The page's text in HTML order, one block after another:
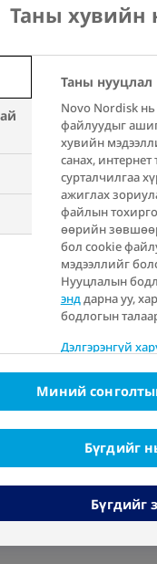
Дэлхий дээр
насныхан
Үүнээс
хэвшинж 2
шинж
хандлагтай
Хэрэв танд
байвал аль
Чихрийн
зөвлөнө.
сийвэнгийн
хийгддэг
сийвэнгийн
Эдгээр
хоолны өмнө
хэмжээнээс
Таны хувийн
Таны нууцлал
Novo Nordisk
файлуудыг
хувийн
санах,
сурталчилгаа
ажиглах
файлын
өөрийн
бол cookie
мэдээллийг
Нууцлалын
энддарна уу,
бодлогын
Дэлгэрэнгүй
Миний
Бүгдийг
Бүгдийг